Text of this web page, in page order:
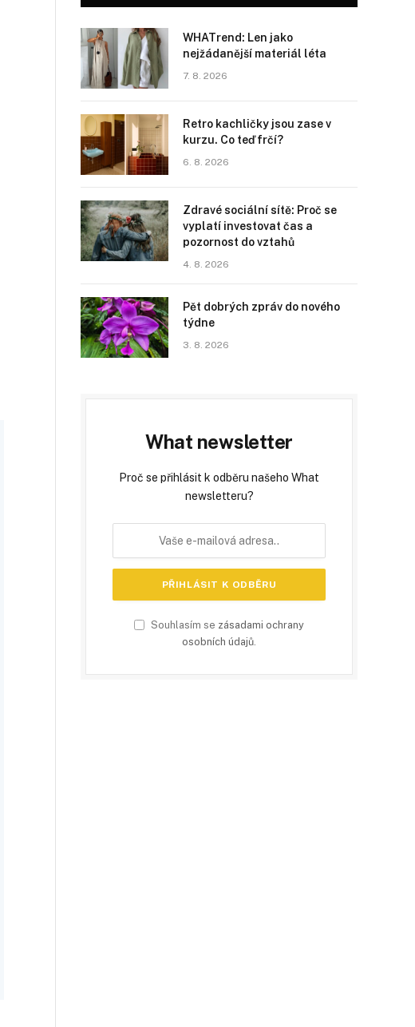
WHATrend: Len jako
nejžádanější materiál léta
7. 8. 2026
Retro kachličky jsou zase v
kurzu. Co teď frčí?
6. 8. 2026
Zdravé sociální sítě: Proč se
vyplatí investovat čas a
pozornost do vztahů
4. 8. 2026
Pět dobrých zpráv do nového
týdne
3. 8. 2026
What newsletter
Proč se přihlásit k odběru našeho What
newsletteru?
Souhlasím se zásadami ochrany
osobních údajů